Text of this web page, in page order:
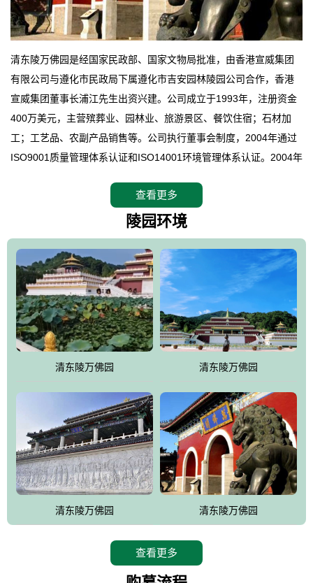
清东陵万佛园是经国家民政部、国家文物局批准，由香港宣威集团
有限公司与遵化市民政局下属遵化市吉安园林陵园公司合作，香港
宣威集团董事长浦江先生出资兴建。公司成立于1993年，注册资金
400万美元，主营殡葬业、园林业、旅游景区、餐饮住宿；石材加
工；工艺品、农副产品销售等。公司执行董事会制度，2004年通过
ISO9001质量管理体系认证和ISO14001环境管理体系认证。2004年
拥有4A级旅游区头衔的花园式陵园，园内建有四星级酒店一座。
万佛园位于遵化市境内，座落在世界文化遗产清东陵地形墙内，地
形绝佳，地理位置优越，交通便利。公司以“建设全国顶级人生后花
园、打造佛教精品旅游圣地”为目标，以海外归侨、国内外知名人士
的墓地安葬、祭祀吊亡并结合旅游参观构成其主要使用功能；以苍
郁绚丽、优雅宜人的园林景观构成其外部形象。通过墓园建设与造
园手法相结合的默契操作，建成一处特色鲜明、服务周全、环境优
美、民族风格突出，与周边文物古迹交相呼应的极具吸引力的花园
式园林。
万佛园工程一期占地448亩，目前完成投资近12亿元人民币，园区采
用全仿古式建筑，寻求与世界文化遗产地清东陵的和谐统一，在园
区建设中寻求陵园建设与景区建设的有机融合，充分发挥独一无二
的地形优势，打造现代艺术园林，建设旅游景观、寺庙、酒店等综
合服务设施，服务于陵园经营，使企业的多元化经营项目相互依
托、相互促进，园区绿化覆盖率达90%。
设计建造各种墓地墓位3万个；主体建筑金宝塔，墓位容量8万个，
能适应不同消费阶层的需求，为客户提供墓碑设计制作服务、特色
查看更多
陵园环境
清东陵万佛园 清东陵万佛园
清东陵万佛园 清东陵万佛园
查看更多